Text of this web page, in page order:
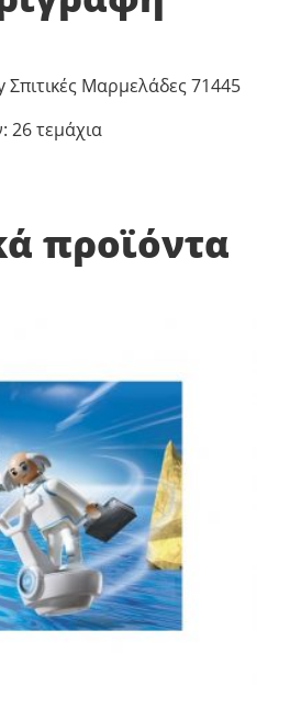
Μαρμελάδες 71445
26 τεμάχια
προϊόντα